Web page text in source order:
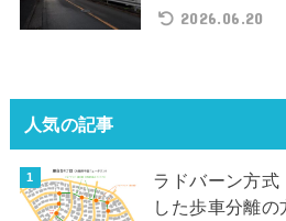
2026.06.20
人気の記事
ラドバーン方式
した歩車分離の